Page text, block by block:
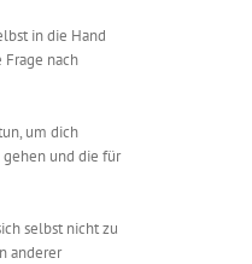
in die Hand
nach
um dich
und die für
selbst nicht zu
anderer